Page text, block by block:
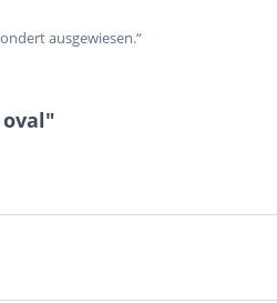
ausgewiesen.“